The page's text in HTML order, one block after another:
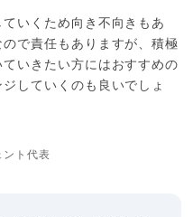
いくため向き不向きもあ
で責任もありますが、積極
いきたい方にはおすすめの
していくのも良いでしょ
ント代表